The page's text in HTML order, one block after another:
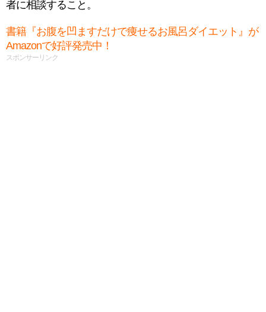
者に相談すること。
書籍『お腹を凹ますだけで痩せるお風呂ダイエット』が
Amazonで好評発売中！
スポンサーリンク